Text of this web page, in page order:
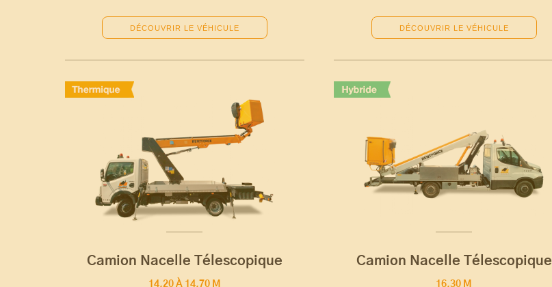
Camion Nacelle Télescopique
14,20 À 14,70 M
Camion Nacelle Télescopique
16,30 M